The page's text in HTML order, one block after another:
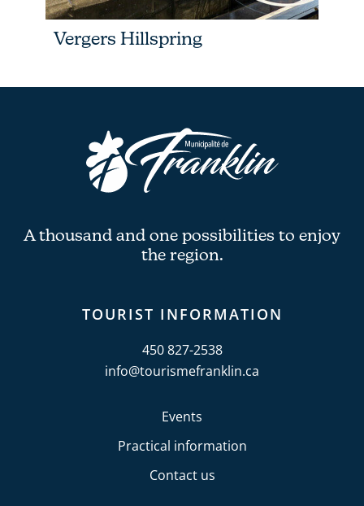
Vergers Hillspring
A thousand and one possibilities to enjoy
the region.
TOURIST INFORMATION
450 827-2538
info@tourismefranklin.ca
Events
Practical information
Contact us